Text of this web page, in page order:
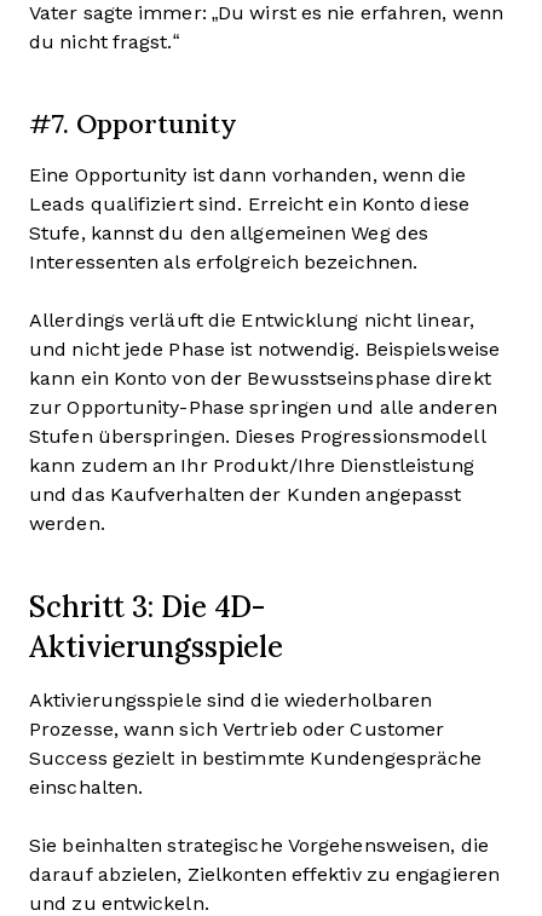
Vater sagte immer: „Du wirst es nie erfahren, wenn
du nicht fragst.“
#7. Opportunity
Eine Opportunity ist dann vorhanden, wenn die
Leads qualifiziert sind. Erreicht ein Konto diese
Stufe, kannst du den allgemeinen Weg des
Interessenten als erfolgreich bezeichnen.
Allerdings verläuft die Entwicklung nicht linear,
und nicht jede Phase ist notwendig. Beispielsweise
kann ein Konto von der Bewusstseinsphase direkt
zur Opportunity-Phase springen und alle anderen
Stufen überspringen. Dieses Progressionsmodell
kann zudem an Ihr Produkt/Ihre Dienstleistung
und das Kaufverhalten der Kunden angepasst
werden.
Schritt 3: Die 4D-
Aktivierungsspiele
Aktivierungsspiele sind die wiederholbaren
Prozesse, wann sich Vertrieb oder Customer
Success gezielt in bestimmte Kundengespräche
einschalten.
Sie beinhalten strategische Vorgehensweisen, die
darauf abzielen, Zielkonten effektiv zu engagieren
und zu entwickeln.